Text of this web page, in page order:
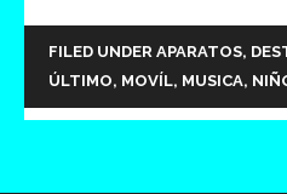
FILED UNDER APARATOS,
ÚLTIMO, MOVÍL, MUSICA,